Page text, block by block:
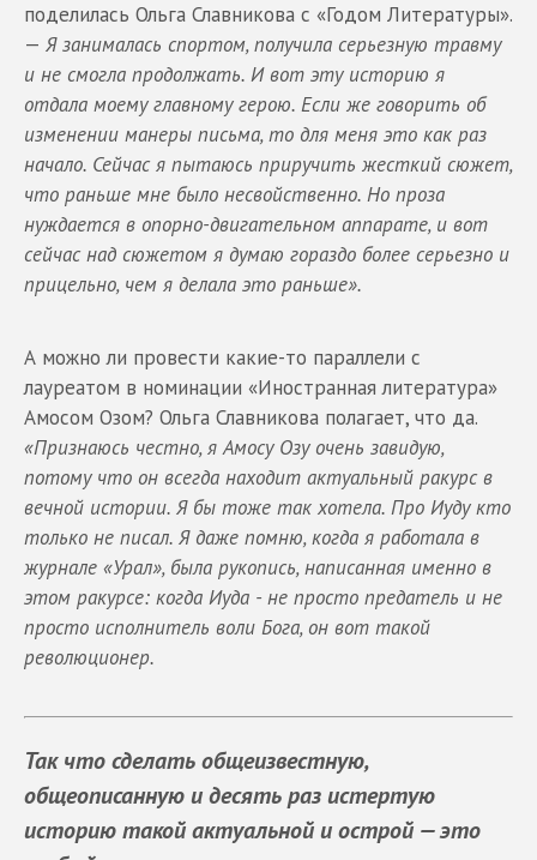
поделилась Ольга Славникова с «Годом Литературы».
— Я занималась спортом, получила серьезную травму
и не смогла продолжать. И вот эту историю я
отдала моему главному герою. Если же говорить об
изменении манеры письма, то для меня это как раз
начало. Сейчас я пытаюсь приручить жесткий сюжет,
что раньше мне было несвойственно. Но проза
нуждается в опорно-двигательном аппарате, и вот
сейчас над сюжетом я думаю гораздо более серьезно и
прицельно, чем я делала это раньше».
А можно ли провести какие-то параллели с
лауреатом в номинации «Иностранная литература»
Амосом Озом? Ольга Славникова полагает, что да.
«Признаюсь честно, я Амосу Озу очень завидую,
потому что он всегда находит актуальный ракурс в
вечной истории. Я бы тоже так хотела. Про Иуду кто
только не писал. Я даже помню, когда я работала в
журнале «Урал», была рукопись, написанная именно в
этом ракурсе: когда Иуда - не просто предатель и не
просто исполнитель воли Бога, он вот такой
революционер.
Так что сделать общеизвестную,
общеописанную и десять раз истертую
историю такой актуальной и острой — это